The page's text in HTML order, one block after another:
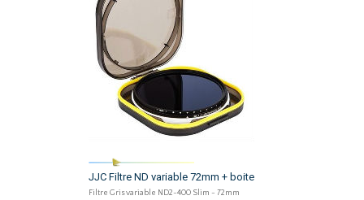
JJC Filtre ND variable 72mm + boite
Filtre Gris variable ND2-400 Slim - 72mm